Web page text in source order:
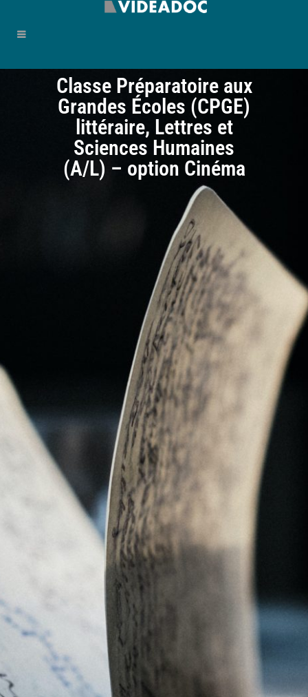
Classe Préparatoire aux
Grandes Écoles (CPGE)
littéraire, Lettres et
Sciences Humaines
(A/L) – option Cinéma